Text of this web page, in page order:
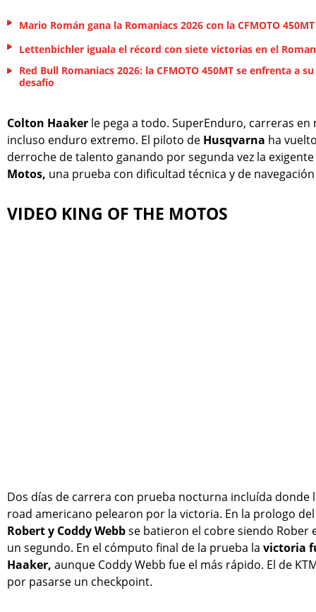
Mario Román gana la Romaniacs 2026 con la CFMOTO 450MT
Lettenbichler iguala el récord con siete victorias en el
Red Bull Romaniacs 2026: la CFMOTO 450MT se enfrenta a
desafío
Colton Haaker le pega a todo. SuperEnduro, carreras en
incluso enduro extremo. El piloto de Husqvarna ha
derroche de talento ganando por segunda vez la exigente
Motos, una prueba con dificultad técnica y de navegación
VIDEO KING OF THE MOTOS
Dos días de carrera con prueba nocturna incluída donde
road americano pelearon por la victoria. En la prologo
Robert y Coddy Webbse batieron el cobre siendo Rober
un segundo. En el cómputo final de la prueba la victoria
Haaker, aunque Coddy Webb fue el más rápido. El de
por pasarse un checkpoint.